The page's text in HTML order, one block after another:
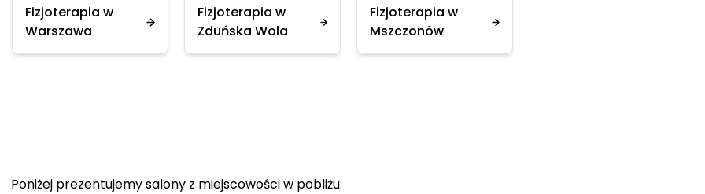
Fizjoterapia w
Warszawa
Fizjoterapia w
Zduńska Wola
Fizjoterapia w
Mszczonów
Poniżej prezentujemy salony z miejscowości w pobliżu: